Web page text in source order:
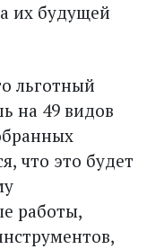
их будущей
льготный
на 49 видов
что это будет
работы,